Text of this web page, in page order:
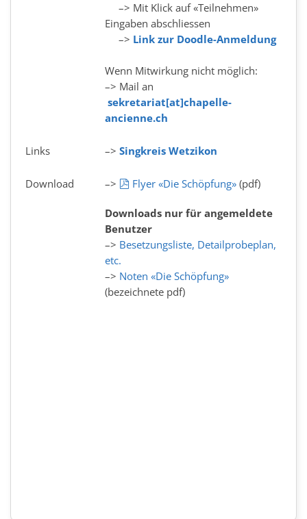
–> Mit Klick auf «Teilnehmen»
Eingaben abschliessen
–> Link zur Doodle-Anmeldung
Wenn Mitwirkung nicht möglich:
–> Mail an
sekretariat[at]chapelle-
ancienne.ch
Links –> Singkreis Wetzikon
Download –> pdf
Flyer «Die Schöpfung» (pdf)
Downloads nur für angemeldete
Benutzer
–> Besetzungsliste, Detailprobeplan,
etc.
–> Noten «Die Schöpfung»
(bezeichnete pdf)